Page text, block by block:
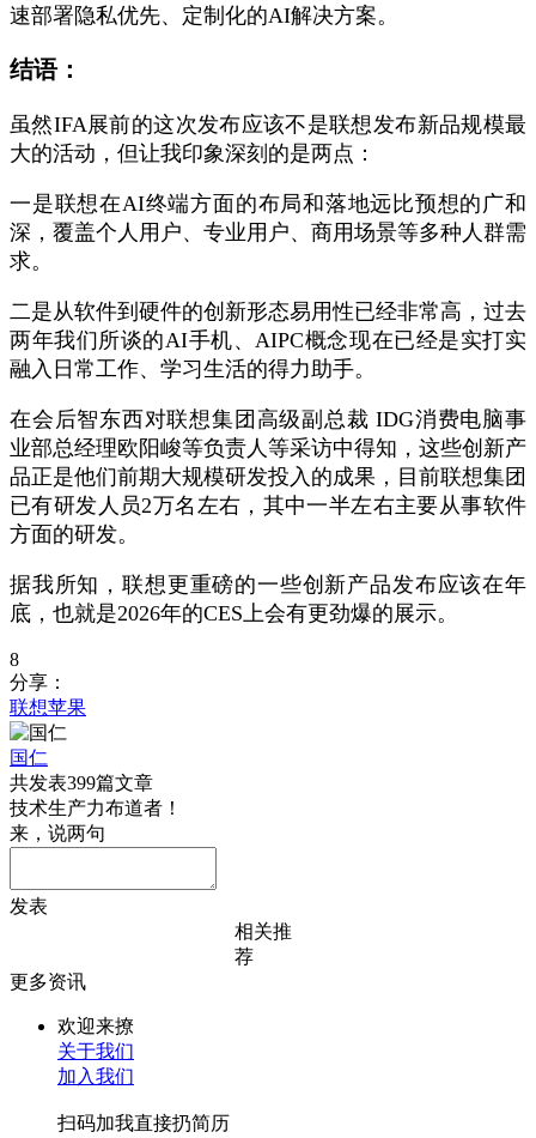
速部署隐私优先、定制化的AI解决方案。
结语：
虽然IFA展前的这次发布应该不是联想发布新品规模最
大的活动，但让我印象深刻的是两点：
一是联想在AI终端方面的布局和落地远比预想的广和
深，覆盖个人用户、专业用户、商用场景等多种人群需
求。
二是从软件到硬件的创新形态易用性已经非常高，过去
两年我们所谈的AI手机、AIPC概念现在已经是实打实
融入日常工作、学习生活的得力助手。
在会后智东西对联想集团高级副总裁 IDG消费电脑事
业部总经理欧阳峻等负责人等采访中得知，这些创新产
品正是他们前期大规模研发投入的成果，目前联想集团
已有研发人员2万名左右，其中一半左右主要从事软件
方面的研发。
据我所知，联想更重磅的一些创新产品发布应该在年
底，也就是2026年的CES上会有更劲爆的展示。
8
分享：
联想苹果
国仁
共发表399篇文章
技术生产力布道者！
来，说两句
发表
相关推
荐
更多资讯
欢迎来撩
关于我们
加入我们
扫码加我直接扔简历